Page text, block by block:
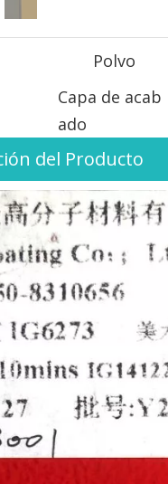
Polvo
Capa de acab
ado
del Producto